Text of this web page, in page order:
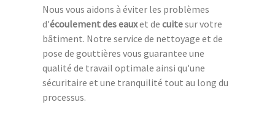
Nous vous aidons à éviter les problèmes
d'écoulement des eauxet de cuitesur votre
bâtiment. Notre service de nettoyage et de
pose de gouttières vous guarantee une
qualité de travail optimale ainsi qu'une
sécuritaire et une tranquilité tout au long du
processus.